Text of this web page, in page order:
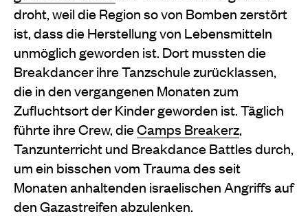
droht, weil die Region so von Bomben zerstört
ist, dass die Herstellung von Lebensmitteln
unmöglich geworden ist. Dort mussten die
Breakdancer ihre Tanzschule zurücklassen,
die in den vergangenen Monaten zum
Zufluchtsort der Kinder geworden ist. Täglich
führte ihre Crew, dieCamps Breakerz,
Tanzunterricht und Breakdance Battles durch,
um ein bisschen vom Trauma des seit
Monaten anhaltenden israelischen Angriffs auf
den Gazastreifen abzulenken.